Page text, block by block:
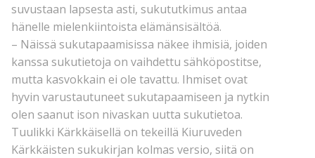
suvustaan lapsesta asti, sukututkimus antaa
hänelle mielenkiintoista elämänsisältöä.
– Näissä sukutapaamisissa näkee ihmisiä, joiden
kanssa sukutietoja on vaihdettu sähköpostitse,
mutta kasvokkain ei ole tavattu. Ihmiset ovat
hyvin varustautuneet sukutapaamiseen ja nytkin
olen saanut ison nivaskan uutta sukutietoa.
Tuulikki Kärkkäisellä on tekeillä Kiuruveden
Kärkkäisten sukukirjan kolmas versio, siitä on